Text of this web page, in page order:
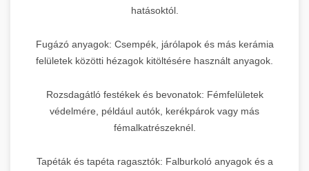
hatásoktól.
Fugázó anyagok: Csempék, járólapok és más kerámia
felületek közötti hézagok kitöltésére használt anyagok.
Rozsdagátló festékek és bevonatok: Fémfelületek
védelmére, például autók, kerékpárok vagy más
fémalkatrészeknél.
Tapéták és tapéta ragasztók: Falburkoló anyagok és a